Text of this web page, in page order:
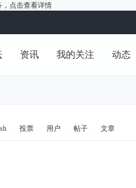
点击查看详情
资讯 我的关注 动态
投票 用户 帖子 文章